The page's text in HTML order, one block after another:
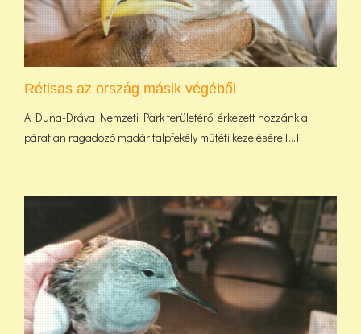
Rétisas az ország másik végéből
A Duna-Dráva Nemzeti Park területéről érkezett hozzánk a
páratlan ragadozó madár talpfekély műtéti kezelésére.[...]